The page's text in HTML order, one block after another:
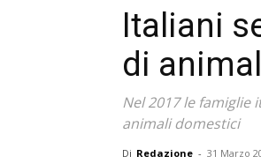
Italiani
di
Nel 2017 le famiglie
animali domestici
Di Redazione - 31 Marzo